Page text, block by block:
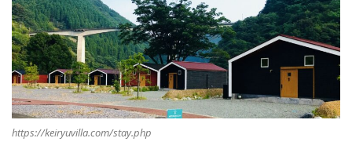
https://keiryuvilla.com/stay.php